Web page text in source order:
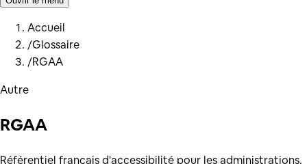
Accueil
/Glossaire
/RGAA
Autre
RGAA
Référentiel français d'accessibilité pour les administrations.